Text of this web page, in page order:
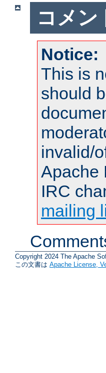
コメン
Notice:
This is
should
invalid/
Apache
IRC
mailing
Copyright 2024 The Apache
この文書は Apache License,